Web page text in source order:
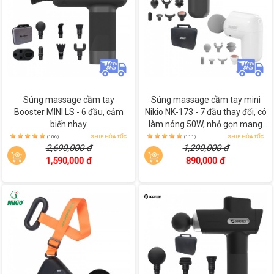
Massage được nhiều vị trí
Súng massage cầm tayNikio NK-171 là dòng sản phẩm đa
năng, giúp bạn có thể massage linh hoạt được cho nhiều vị trí
khác nhau như bắp tay, bắp chân, đùi, lưng, cổ, vai, gáy ...
Súng massage cầm tay
Booster MINI LS - 6 đầu, cảm
biến nhạy
(106) SHIP HỎA TỐC
2,690,000 đ
1,590,000 đ
Súng massage cầm tay mini
Nikio NK-173 - 7 đầu thay đổi, có
làm nóng 50W, nhỏ gọn mang
theo mọi lúc
(111) SHIP HỎA TỐC
1,290,000 đ
890,000 đ